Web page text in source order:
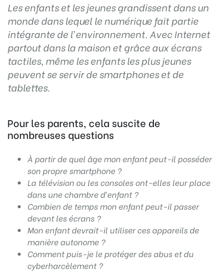
Les enfants et les jeunes grandissent dans un
monde dans lequel lenumérique fait partie
intégrante de l’environnement. Avec Internet
partoutdans la maison et grâce aux écrans
tactiles, même les enfants les plus jeunes
peuvent se servir de smartphones et de
tablettes.
Pour les parents, cela suscite de
nombreuses questions
À partir de quel âge mon enfant peut-il posséder
son propre smartphone ?
La télévision ou les consoles ont-elles leur place
dans une chambre d’enfant ?
Combien de temps mon enfant peut-il passer
devant les écrans ?
Mon enfant devrait-il utiliser ces appareils de
manière autonome ?
Comment puis-je le pro­téger des abus et du
cyberharcèlement ?